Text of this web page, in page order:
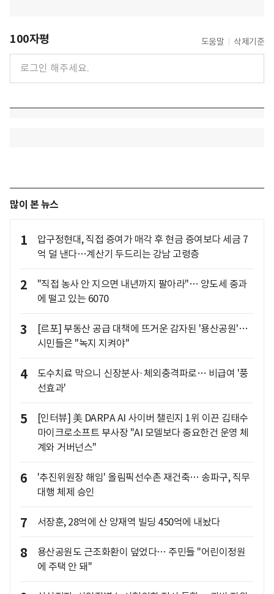
100자평 도움말 삭제기준
많이 본 뉴스
1
압구정현대, 직접 증여가 매각 후 현금 증여보다 세금 7
억 덜 낸다…계산기 두드리는 강남 고령층
2
"직접 농사 안 지으면 내년까지 팔아라"… 양도세 중과
에 떨고 있는 6070
3
[르포] 부동산 공급 대책에 뜨거운 감자된 '용산공원'…
시민들은 "녹지 지켜야"
4
도수치료 막으니 신장분사·체외충격파로… 비급여 '풍
선효과'
5
[인터뷰] 美 DARPA AI 사이버 챌린지 1위 이끈 김태수
마이크로소프트 부사장 "AI 모델보다 중요한건 운영 체
계와 거버넌스"
6
'추진위원장 해임' 올림픽선수촌 재건축… 송파구, 직무
대행 체제 승인
7 서장훈, 28억에 산 양재역 빌딩 450억에 내놨다
8
용산공원도 근조화환이 덮었다… 주민들 "어린이정원
에 주택 안 돼"